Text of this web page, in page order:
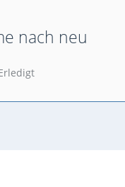
nach neu